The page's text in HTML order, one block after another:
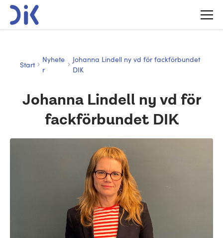
Start
Nyhete
r
Johanna Lindell ny vd för fackförbundet
DIK
Johanna Lindell ny vd för
fackförbundet DIK